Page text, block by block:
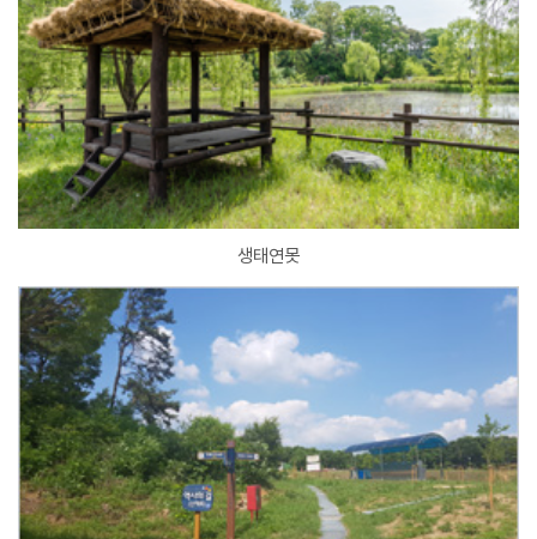
생태연못